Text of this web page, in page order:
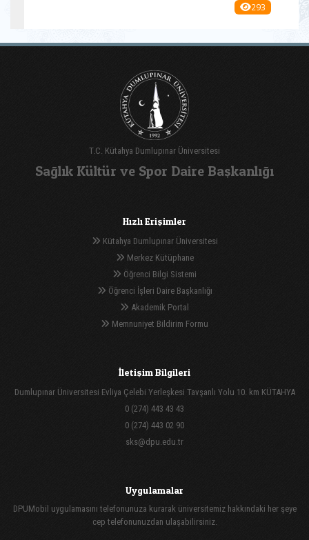
293
T.C. Kütahya Dumlupınar Üniversitesi
Sağlık Kültür ve Spor Daire Başkanlığı
Hızlı Erişimler
Kütahya Dumlupınar Üniversitesi
Merkez Kütüphane
Öğrenci Bilgi Sistemi
Öğrenci İşleri Daire Başkanlığı
Akademik Portal
Memnuniyet Bildirim Formu
İletişim Bilgileri
Dumlupınar Üniversitesi Evliya Çelebi Yerleşkesi Tavşanlı Yolu 10. km KÜTAHYA
0 (274) 443 43 43
0 (274) 443 02 90
sks@dpu.edu.tr
Uygulamalar
DPUMobil uygulamasını telefonunuza kurarak üniversitemiz hakkındaki her şeye
cep telefonunuzdan ulaşabilirsiniz.